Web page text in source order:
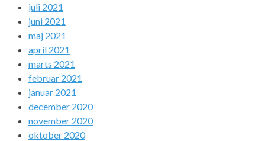
juli 2021
juni 2021
maj 2021
april 2021
marts 2021
februar 2021
januar 2021
december 2020
november 2020
oktober 2020